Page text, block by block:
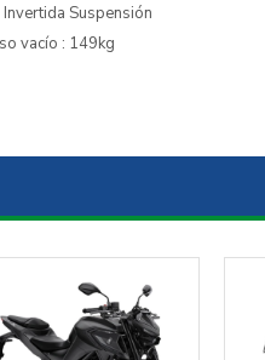
Suspensión
vacío : 149kg